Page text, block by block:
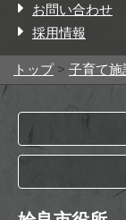
お問い合わせ
採用情報
トップ> 子育て施